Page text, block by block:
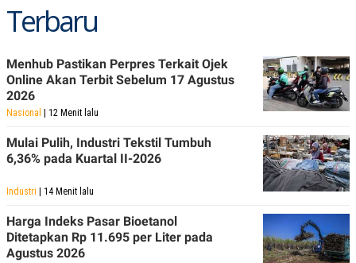
Terbaru
Menhub Pastikan Perpres Terkait Ojek
Online Akan Terbit Sebelum 17 Agustus
2026
Nasional | 12 Menit lalu
Mulai Pulih, Industri Tekstil Tumbuh
6,36% pada Kuartal II-2026
Industri | 14 Menit lalu
Harga Indeks Pasar Bioetanol
Ditetapkan Rp 11.695 per Liter pada
Agustus 2026